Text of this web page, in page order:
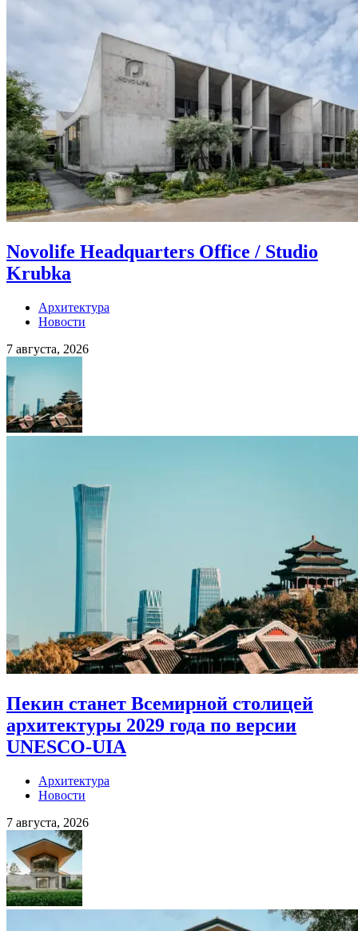
Novolife Headquarters Office / Studio
Krubka
Архитектура
Новости
7 августа, 2026
Пекин станет Всемирной столицей
архитектуры 2029 года по версии
UNESCO-UIA
Архитектура
Новости
7 августа, 2026